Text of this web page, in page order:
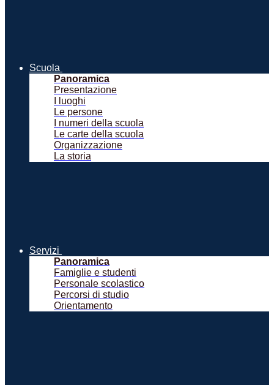
Scuola
Panoramica
Presentazione
I luoghi
Le persone
I numeri della scuola
Le carte della scuola
Organizzazione
La storia
Servizi
Panoramica
Famiglie e studenti
Personale scolastico
Percorsi di studio
Orientamento